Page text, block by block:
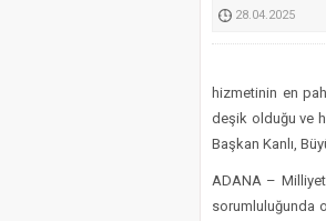
28.04.2025
hizmetinin en
deşik olduğu ve
Başkan Kanlı,
ADANA –
sorumluluğunda